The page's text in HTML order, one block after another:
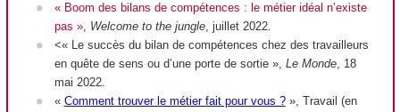
« Boom des bilans de compétences : le métier idéal n’existe
pas », Welcome to the jungle, juillet 2022.
<« Le succès du bilan de compétences chez des travailleurs
en quête de sens ou d’une porte de sortie », Le Monde, 18
mai 2022.
« Comment trouver le métier fait pour vous ?», Travail (en